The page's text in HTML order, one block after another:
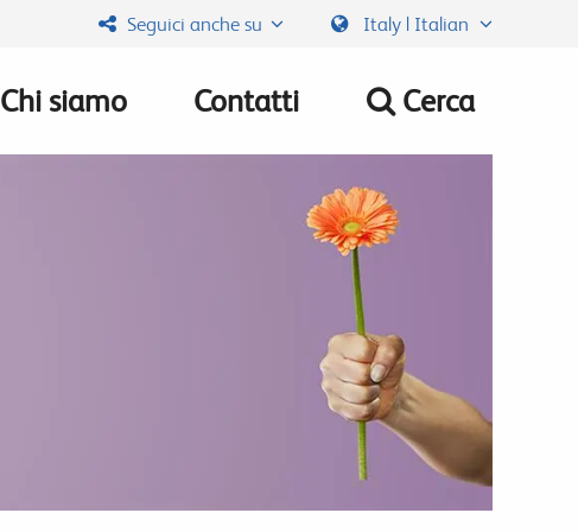
Seguici anche su Italy | Italian
Chi siamo Contatti Cerca